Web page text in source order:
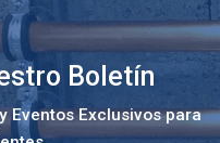
Boletín
Eventos Exclusivos para